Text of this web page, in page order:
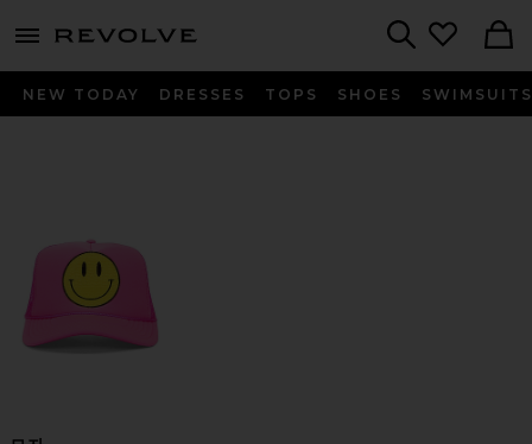
menu - shows more content
NEW TODAY DRESSES TOPS SHOES SWIMSUITS